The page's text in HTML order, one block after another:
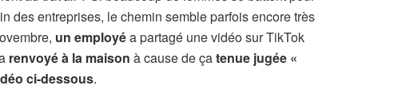
des entreprises, le chemin semble parfois encore très
un employéa partagé une vidéo sur TikTok
renvoyé à la maison à cause de çatenue jugée «
ci-dessous.